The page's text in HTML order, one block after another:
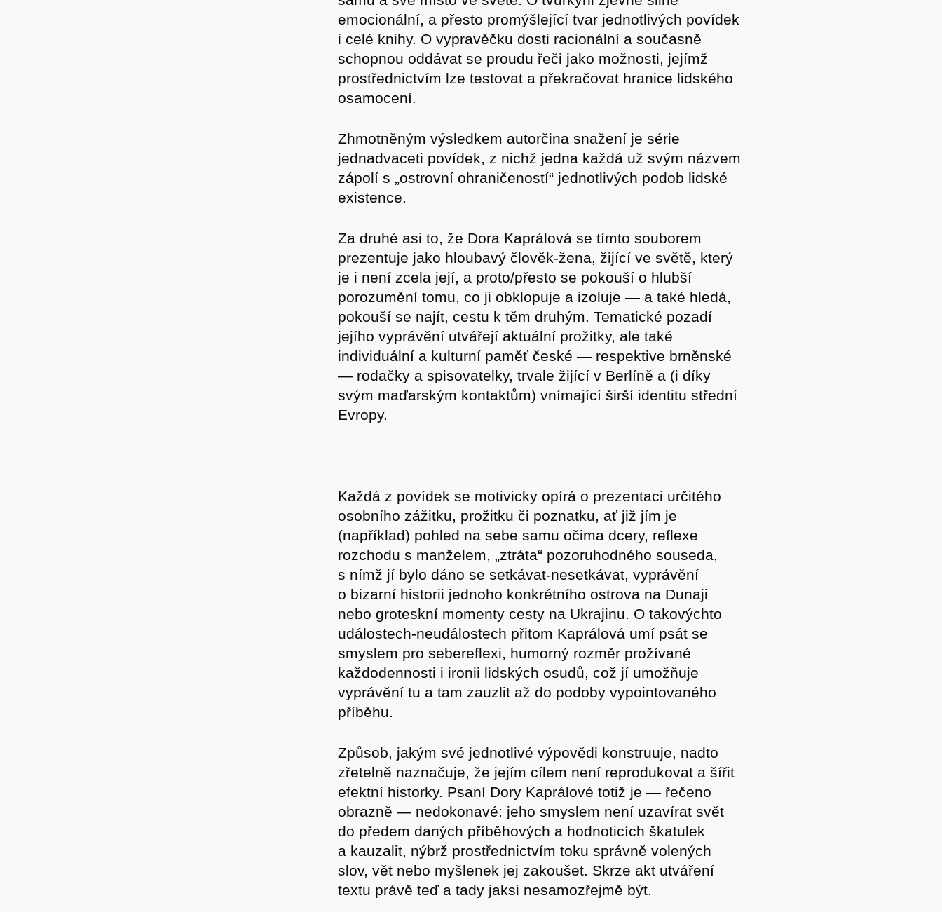
Časopis
emocionální, a přesto promýšlející tvar jednotlivých povídek
i celé knihy. O vypravěčku dosti racionální a současně
schopnou oddávat se proudu řeči jako možnosti, jejímž
prostřednictvím lze testovat a překračovat hranice lidského
osamocení.
Zhmotněným výsledkem autorčina snažení je série
jednadvaceti povídek, z nichž jedna každá už svým názvem
zápolí s „ostrovní ohraničeností“ jednotlivých podob lidské
existence.
Za druhé asi to, že Dora Kaprálová se tímto souborem
prezentuje jako hloubavý člověk-žena, žijící ve světě, který
je i není zcela její, a proto/přesto se pokouší o hlubší
porozumění tomu, co ji obklopuje a izoluje — a také hledá,
pokouší se najít, cestu k těm druhým. Tematické pozadí
jejího vyprávění utvářejí aktuální prožitky, ale také
individuální a kulturní paměť české — respektive brněnské
— rodačky a spisovatelky, trvale žijící v Berlíně a (i díky
svým maďarským kontaktům) vnímající širší identitu střední
Evropy.
Každá z povídek se motivicky opírá o prezentaci určitého
osobního zážitku, prožitku či poznatku, ať již jím je
(například) pohled na sebe samu očima dcery, reflexe
rozchodu s manželem, „ztráta“ pozoruhodného souseda,
s nímž jí bylo dáno se setkávat-nesetkávat, vyprávění
o bizarní historii jednoho konkrétního ostrova na Dunaji
nebo groteskní momenty cesty na Ukrajinu. O takovýchto
událostech-neudálostech přitom Kaprálová umí psát se
smyslem pro sebereflexi, humorný rozměr prožívané
každodennosti i ironii lidských osudů, což jí umožňuje
vyprávění tu a tam zauzlit až do podoby vypointovaného
příběhu.
Způsob, jakým své jednotlivé výpovědi konstruuje, nadto
zřetelně naznačuje, že jejím cílem není reprodukovat a šířit
efektní historky. Psaní Dory Kaprálové totiž je — řečeno
obrazně — nedokonavé: jeho smyslem není uzavírat svět
do předem daných příběhových a hodnoticích škatulek
a kauzalit, nýbrž prostřednictvím toku správně volených
slov, vět nebo myšlenek jej zakoušet. Skrze akt utváření
textu právě teď a tady jaksi nesamozřejmě být.